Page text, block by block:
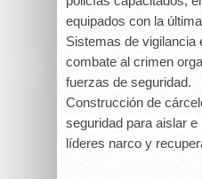
equipados con la
Sistemas de vigilancia
combate al crimen
fuerzas de seguridad.
Construcción de
seguridad para aislar
líderes narco y